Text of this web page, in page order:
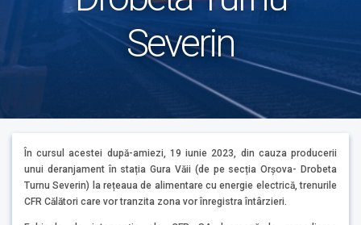
Severin
În cursul acestei după-amiezi, 19 iunie 2023, din cauza producerii
unui deranjament în stația Gura Văii (de pe secția Orșova- Drobeta
Turnu Severin) la rețeaua de alimentare cu energie electrică, trenurile
CFR Călători care vor tranzita zona vor înregistra întârzieri.